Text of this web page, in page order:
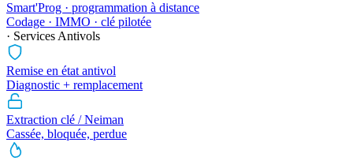
Smart'Prog · programmation à distance
Codage · IMMO · clé pilotée
· Services Antivols
Remise en état antivol
Diagnostic + remplacement
Extraction clé / Neiman
Cassée, bloquée, perdue